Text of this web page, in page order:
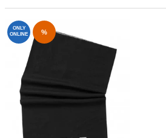
ONLY
ONLINE
%